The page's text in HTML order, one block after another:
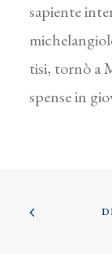
sapiente
tisi, tornò a
spense in